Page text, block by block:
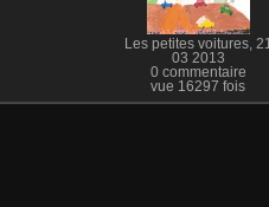
Les petites voitures, 21
03 2013
0 commentaire
vue 16297 fois